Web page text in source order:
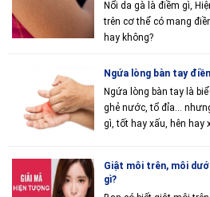
Nổi da gà là điềm gì,
trên cơ thể có mang
hay không?
Ngứa lòng bàn tay
Ngứa lòng bàn tay là
ghẻ nước, tổ đỉa...
gì, tốt hay xấu, hên hay
Giật môi trên, môi
gì?